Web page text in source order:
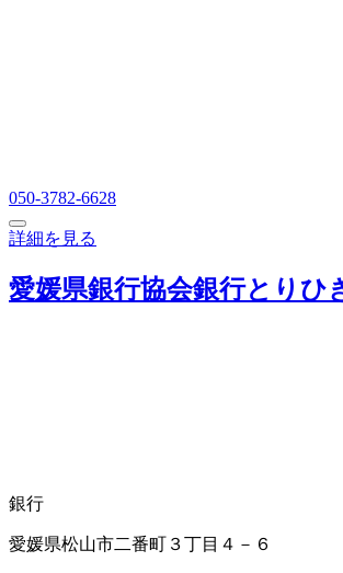
050-3782-6628
詳細を見る
愛媛県銀行協会銀行とりひ
銀行
愛媛県松山市二番町３丁目４－６